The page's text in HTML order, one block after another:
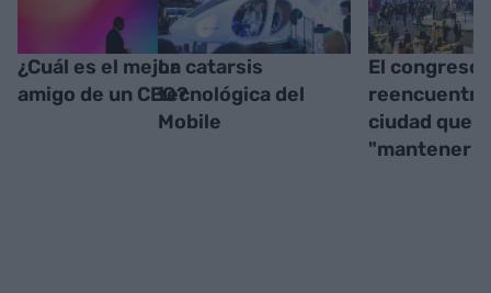
¿Cuál es el mejor
amigo de un CEO?
La catarsis
tecnológica del
Mobile
El congreso
reencuentro
ciudad que
"mantener